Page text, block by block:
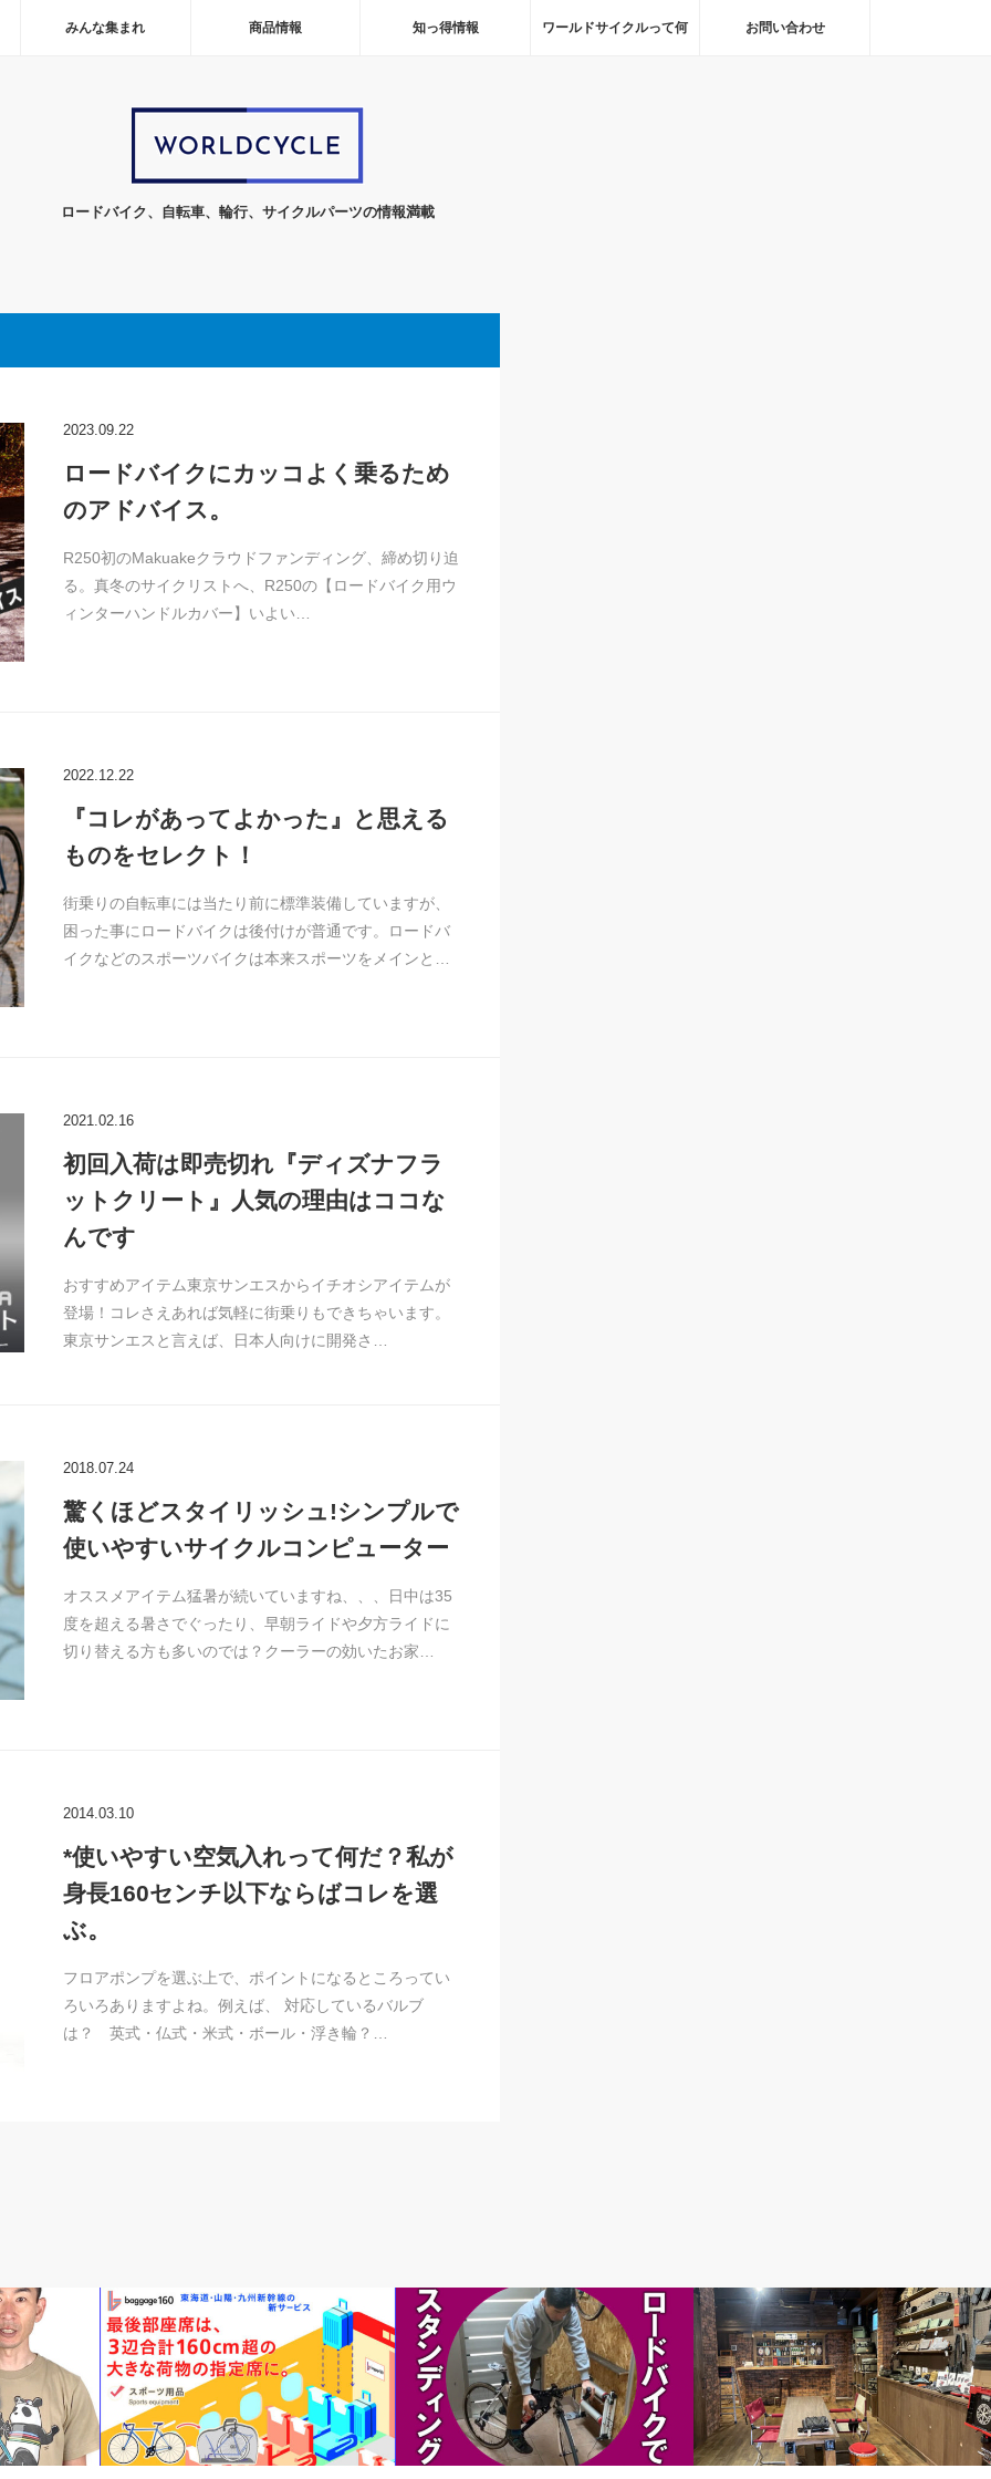
みんな集まれ 商品情報 知っ得情報 ワールドサイクルって何 お問い合わせ
ロードバイク、自転車、輪行、サイクルパーツの情報満載
2023.09.22
ロードバイクにカッコよく乗るため
のアドバイス。
R250初のMakuakeクラウドファンディング、締め切り迫
る。真冬のサイクリストへ、R250の【ロードバイク用ウ
ィンターハンドルカバー】いよい…
2022.12.22
『コレがあってよかった』と思える
ものをセレクト！
街乗りの自転車には当たり前に標準装備していますが、
困った事にロードバイクは後付けが普通です。ロードバ
イクなどのスポーツバイクは本来スポーツをメインと…
2021.02.16
初回入荷は即売切れ『ディズナフラ
ットクリート』人気の理由はココな
んです
おすすめアイテム東京サンエスからイチオシアイテムが
登場！コレさえあれば気軽に街乗りもできちゃいます。
東京サンエスと言えば、日本人向けに開発さ…
2018.07.24
驚くほどスタイリッシュ!シンプルで
使いやすいサイクルコンピューター
オススメアイテム猛暑が続いていますね、、、日中は35
度を超える暑さでぐったり、早朝ライドや夕方ライドに
切り替える方も多いのでは？クーラーの効いたお家…
2014.03.10
*使いやすい空気入れって何だ？私が
身長160センチ以下ならばコレを選
ぶ。
フロアポンプを選ぶ上で、ポイントになるところってい
ろいろありますよね。例えば、 対応しているバルブ
は？ 英式・仏式・米式・ボール・浮き輪？…